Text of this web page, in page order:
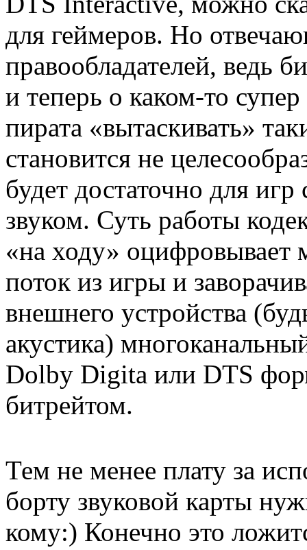
для геймеров. Но
правообладателей, ведь
и теперь о каком-то
пирата «вытаскивать»
становится не
будет достаточно для
звуком. Суть работы
«на ходу» оцифровывает
поток из игры и
внешнего устройства
акустика)
Dolby Digita или DTS
битрейтом.
Тем не менее плату за
борту звуковой карты
кому:) Конечно это